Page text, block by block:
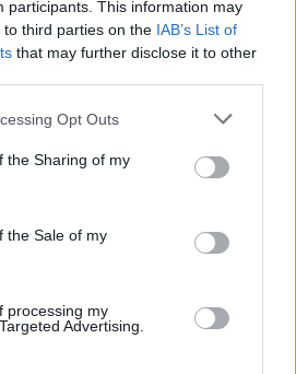
participants. This information may
third parties on the IAB’s List of
that may further disclose it to other
Opt Outs
the Sharing of my
the Sale of my
processing my
Advertising.
κρασιά με την
της Lidl Ελλάς
08/26|15:29
Διψήφια αύξηση εσόδων
το πρώτο εξάμηνο
Global Management: